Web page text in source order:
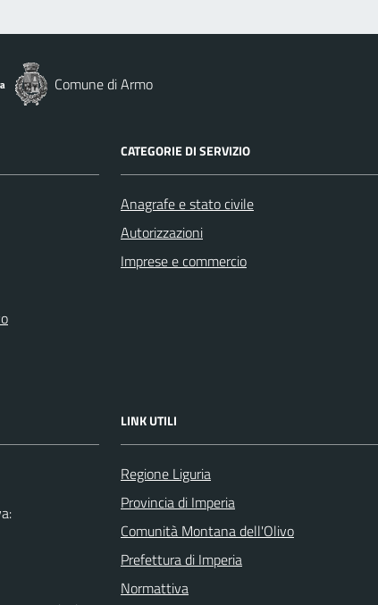
Comune di Armo
CATEGORIE DI SERVIZIO
Anagrafe e stato civile
Autorizzazioni
Imprese e commercio
LINK UTILI
Regione Liguria
Provincia di Imperia
Comunità Montana dell'Olivo
Prefettura di Imperia
Normattiva